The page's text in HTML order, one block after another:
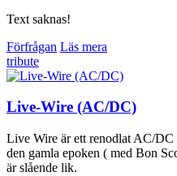
Text saknas!
Förfrågan Läs mera
tribute
Live-Wire (AC/DC)
Live Wire är ett renodlat AC/DC
den gamla epoken ( med Bon
är slående lik.